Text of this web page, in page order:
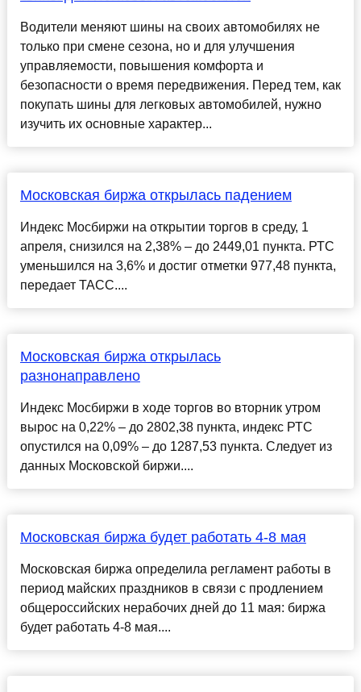
Водители меняют шины на своих автомобилях не
только при смене сезона, но и для улучшения
управляемости, повышения комфорта и
безопасности о время передвижения. Перед тем, как
покупать шины для легковых автомобилей, нужно
изучить их основные характер...
Московская биржа открылась падением
Индекс Мосбиржи на открытии торгов в среду, 1
апреля, снизился на 2,38% – до 2449,01 пункта. РТС
уменьшился на 3,6% и достиг отметки 977,48 пункта,
передает ТАСС....
Московская биржа открылась
разнонаправлено
Индекс Мосбиржи в ходе торгов во вторник утром
вырос на 0,22% – до 2802,38 пункта, индекс РТС
опустился на 0,09% – до 1287,53 пункта. Следует из
данных Московской биржи....
Московская биржа будет работать 4-8 мая
Московская биржа определила регламент работы в
период майских праздников в связи с продлением
общероссийских нерабочих дней до 11 мая: биржа
будет работать 4-8 мая....